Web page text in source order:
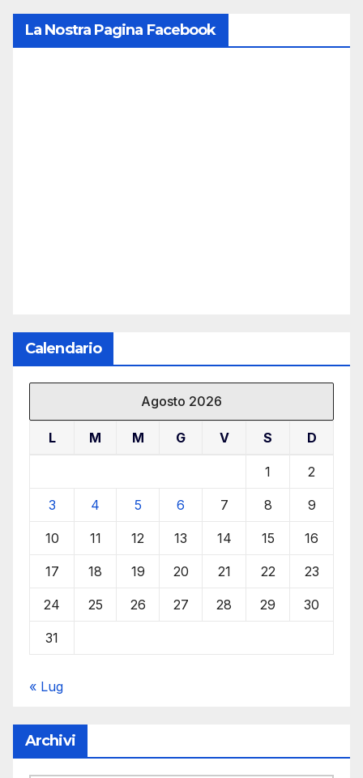
La Nostra Pagina Facebook
Calendario
Agosto 2026
L M M G V S D
1 2
3 4 5 6 7 8 9
10 11 12 13 14 15 16
17 18 19 20 21 22 23
24 25 26 27 28 29 30
31
« Lug
Archivi